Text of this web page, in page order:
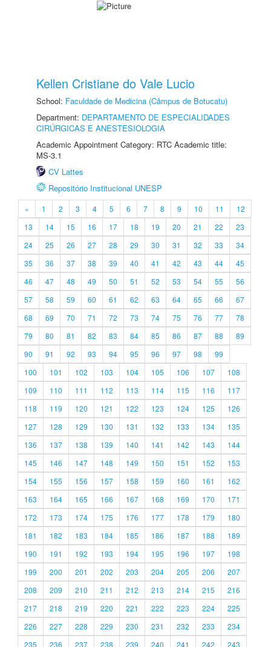
Kellen Cristiane do Vale Lucio
School: Faculdade de Medicina (Câmpus de Botucatu)
Department: DEPARTAMENTO DE ESPECIALIDADES
CIRÚRGICAS E ANESTESIOLOGIA
Academic Appointment Category: RTC Academic title:
MS-3.1
CV Lattes
Repositório Institucional UNESP
« 1 2 3 4 5 6 7 8 9 10 11
12
13
14 15 16 17 18 19 20 21 22
23
24
25 26 27 28 29 30 31 32 33
34
35
36 37 38 39 40 41 42 43 44
45
46
47 48 49 50 51 52 53 54 55
56
57
58 59 60 61 62 63 64 65 66
67
68
69 70 71 72 73 74 75 76 77
78
79
80 81 82 83 84 85 86 87 88
89
90
91 92 93 94 95 96 97 98
99
100
101 102 103 104 105 106 107
108
109
110 111 112 113 114 115 116
117
118
119 120 121 122 123 124 125
126
127
128 129 130 131 132 133 134
135
136
137 138 139 140 141 142 143
144
145
146 147 148 149 150 151 152
153
154
155 156 157 158 159 160 161
162
163
164 165 166 167 168 169 170
171
172
173 174 175 176 177 178 179
180
181
182 183 184 185 186 187 188
189
190
191 192 193 194 195 196 197
198
199
200 201 202 203 204 205 206
207
208
209 210 211 212 213 214 215
216
217
218 219 220 221 222 223 224
225
226
227 228 229 230 231 232 233
234
235
236 237 238 239 240 241 242 243